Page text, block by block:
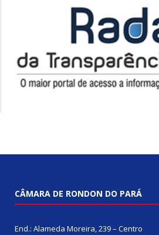
CÂMARA DE RONDON DO PARÁ
End.: Alameda Moreira, 239 – Centro